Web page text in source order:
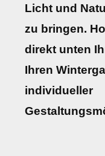
Licht und
zu bringen.
direkt unten
Ihren
individueller